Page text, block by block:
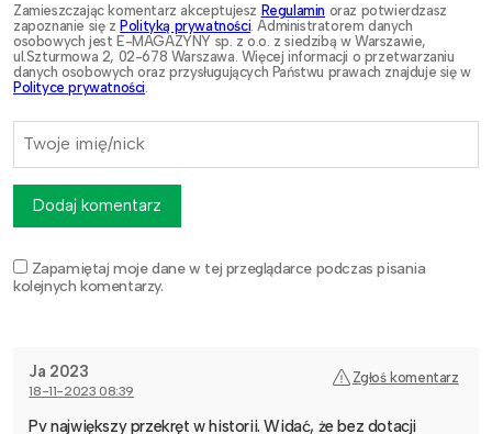
Zamieszczając komentarz akceptujesz Regulamin oraz potwierdzasz
zapoznanie się z Polityką prywatności . Administratorem danych
osobowych jest E-MAGAZYNY sp. z o.o. z siedzibą w Warszawie,
ul.Szturmowa 2, 02-678 Warszawa. Więcej informacji o przetwarzaniu
danych osobowych oraz przysługujących Państwu prawach znajduje się w
Polityce prywatności
Zapamiętaj moje dane w tej przeglądarce podczas pisania
kolejnych komentarzy.
Dodaj komentarz
Ja 2023
18-11-2023 08:39
Zgłoś komentarz
Pv największy przekręt w historii. Widać, że bez dotacji